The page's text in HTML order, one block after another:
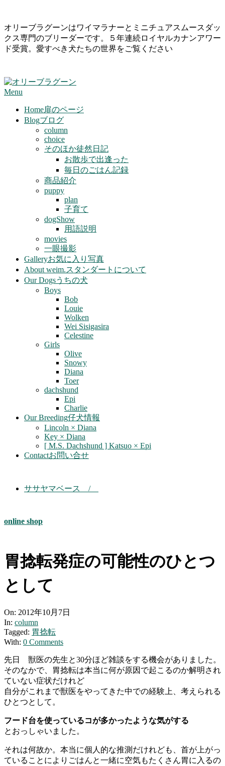
Skip
to
content
オリーブラグーンはワイマラナーとミニチュアスムースダッ
クス専門のブリーダーです。５年連続ロイヤルカナンアワー
ド受賞。愛すべき犬たちの世界をご覧ください
Primary
Menu
Menu
Home扉のページ
Blogブログ
column
choice
そのほか徒然日記
お散歩で出逢った
毎日のごはん記録
商品紹介
puppy
plan
子育て
dogShow
用語説明
movies
一眼撮影
Galleryお気に入り写真
About weim.スタンダートについて
Our Dogsうちの犬
Boys
Bob
Louie
Wolken
Wei Sisigasira
Celestine
Girls
Olive
Snowy
Diana
Toer
dachshund
Epi
Charlie
Our Breeding仔犬情報
Lincoln × Diana
Key × Diana
[ M.S. Dachshund ] Katsuo × Epi
Contactお問い合せ
ササヤマベース /
online shop
胃捻転発症の可能性のひとつ
として
On: 2012年10月7日
In: column
Tagged: 胃捻転
With: 0 Comments
先日 獣医の先生と30分ほど雑談をする機会がありました。
そのなかで、胃捻転は本当に何が原因で起こるのか解明され
ていない症状だけれど
自分がこれまで獣医をやってきた中での経験上、考えられる
ひとつとして。
フード台を使っているコが多かったような気がする
とおっしゃいました。
それは何故か。本当に個人的な推測だけれども、首が上がっ
ていることによりごはんと一緒に空気もたくさん胃に入るの